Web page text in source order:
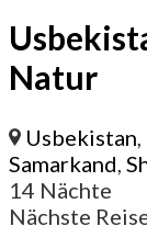
Natur
Usbekistan,
Samarkand,
14 Nächte
Nächste